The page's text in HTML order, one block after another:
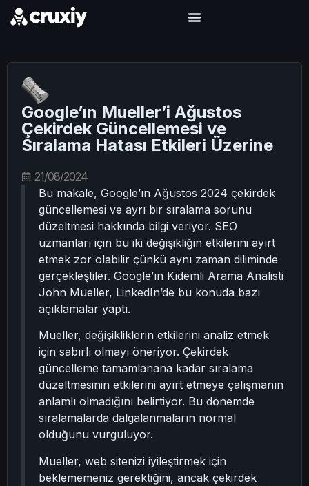
Google’ın Mueller’i Ağustos
Çekirdek Güncellemesi ve
Sıralama Hatası Etkileri Üzerine
21/08/2024
Bu makale, Google’ın Ağustos 2024 çekirdek
güncellemesi ve ayrı bir sıralama sorunu
düzeltmesi hakkında bilgi veriyor. SEO
uzmanları için bu iki değişikliğin etkilerini ayırt
etmek zor olabilir çünkü aynı zaman diliminde
gerçekleştiler. Google’ın Kıdemli Arama Analisti
John Mueller, LinkedIn’de bu konuda bazı
açıklamalar yaptı.
Mueller, değişikliklerin etkilerini analiz etmek
için sabırlı olmayı öneriyor. Çekirdek
güncelleme tamamlanana kadar sıralama
düzeltmesinin etkilerini ayırt etmeye çalışmanın
anlamlı olmadığını belirtiyor. Bu dönemde
sıralamalarda dalgalanmaların normal
olduğunu vurguluyor.
Mueller, web sitenizi iyileştirmek için
beklememeniz gerektiğini, ancak çekirdek